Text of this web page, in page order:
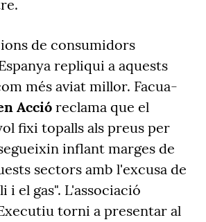
de consumidors
repliqui a aquests
més aviat millor. Facua-
Accióreclama que el
fixi topalls als preus per
inflant marges de
sectors amb l'excusa de
i el gas". L'associació
torni a presentar al